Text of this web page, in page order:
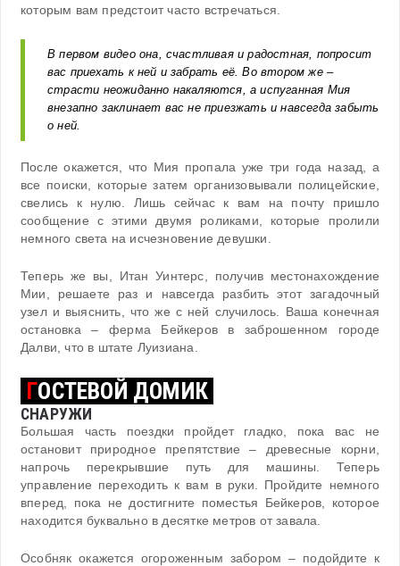
которым вам предстоит часто встречаться.
В первом видео она, счастливая и радостная, попросит
вас приехать к ней и забрать её. Во втором же –
страсти неожиданно накаляются, а испуганная Мия
внезапно заклинает вас не приезжать и навсегда забыть
о ней.
После окажется, что Мия пропала уже три года назад, а
все поиски, которые затем организовывали полицейские,
свелись к нулю. Лишь сейчас к вам на почту пришло
сообщение с этими двумя роликами, которые пролили
немного света на исчезновение девушки.
Теперь же вы, Итан Уинтерс, получив местонахождение
Мии, решаете раз и навсегда разбить этот загадочный
узел и выяснить, что же с ней случилось. Ваша конечная
остановка – ферма Бейкеров в заброшенном городе
Далви, что в штате Луизиана.
ГОСТЕВОЙ ДОМИК
СНАРУЖИ
Большая часть поездки пройдет гладко, пока вас не
остановит природное препятствие – древесные корни,
напрочь перекрывшие путь для машины. Теперь
управление переходить к вам в руки. Пройдите немного
вперед, пока не достигните поместья Бейкеров, которое
находится буквально в десятке метров от завала.
Особняк окажется огороженным забором – подойдите к